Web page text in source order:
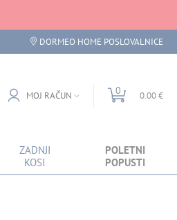
DORMEO HOME POSLOVALNICE
MOJ RAČUN 0 0.00 €
ZADNJI
KOSI
POLETNI
POPUSTI